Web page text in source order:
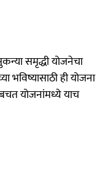
समृद्धी योजनेचा
ही योजना
योजनांमध्ये याच